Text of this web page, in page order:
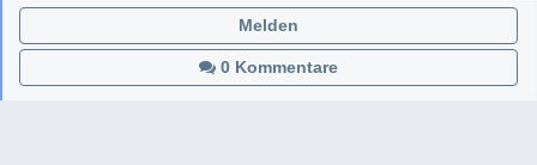
0 Kommentare
Melden